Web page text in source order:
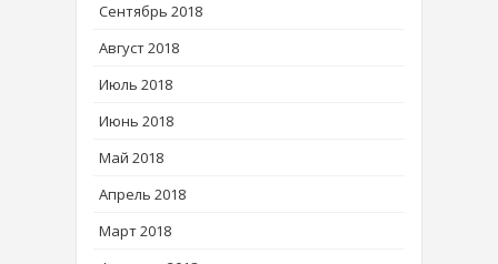
Сентябрь 2018
Август 2018
Июль 2018
Июнь 2018
Май 2018
Апрель 2018
Март 2018